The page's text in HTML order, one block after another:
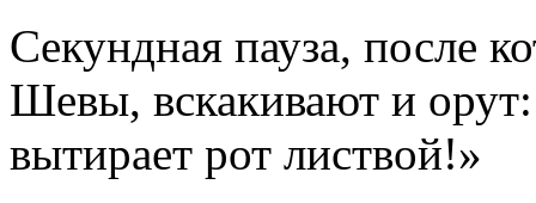
Секундная пауза, после
Шевы, вскакивают и
вытирает рот листвой!»